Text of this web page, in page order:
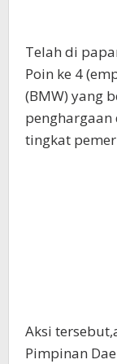
Telah di
Poin ke 4
(BMW) yang
penghargaan
tingkat
Aksi
Pimpinan